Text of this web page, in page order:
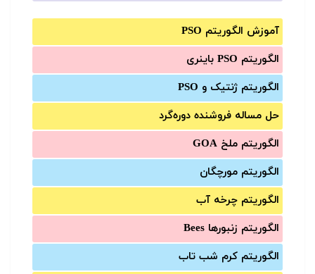
آموزش الگوریتم PSO
الگوریتم PSO باینری
الگوریتم ژنتیک و PSO
حل مساله فروشنده دوره‌گرد
الگوریتم ملخ GOA
الگوریتم مورچگان
الگوریتم چرخه آب
الگوریتم زنبورها Bees
الگوریتم کرم شب تاب